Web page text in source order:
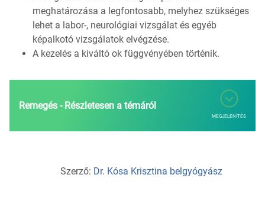
meghatározása a legfontosabb, melyhez szükséges
lehet a labor-, neurológiai vizsgálat és egyéb
képalkotó vizsgálatok elvégzése.
A kezelés a kiváltó ok függvényében történik.
Remegés - Részletesen a témáról
MEGJELENÍTÉS
Szerző: Dr. Kósa Krisztina belgyógyász